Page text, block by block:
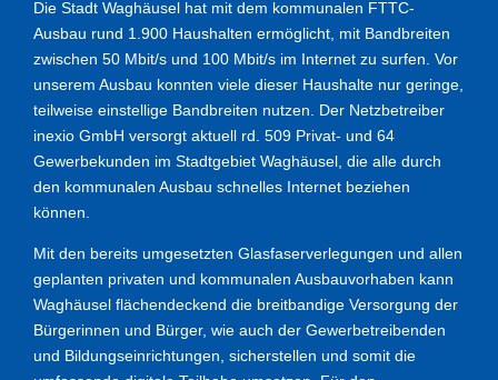
Die Stadt Waghäusel hat mit dem kommunalen FTTC-
Ausbau rund 1.900 Haushalten ermöglicht, mit Bandbreiten
zwischen 50 Mbit/s und 100 Mbit/s im Internet zu surfen. Vor
unserem Ausbau konnten viele dieser Haushalte nur geringe,
teilweise einstellige Bandbreiten nutzen. Der Netzbetreiber
inexio GmbH versorgt aktuell rd. 509 Privat- und 64
Gewerbekunden im Stadtgebiet Waghäusel, die alle durch
den kommunalen Ausbau schnelles Internet beziehen
können.
Mit den bereits umgesetzten Glasfaserverlegungen und allen
geplanten privaten und kommunalen Ausbauvorhaben kann
Waghäusel flächendeckend die breitbandige Versorgung der
Bürgerinnen und Bürger, wie auch der Gewerbetreibenden
und Bildungseinrichtungen, sicherstellen und somit die